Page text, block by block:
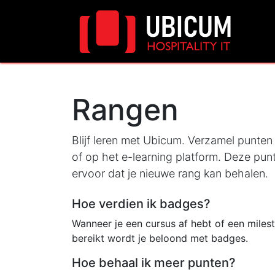
Rangen
Blijf leren met Ubicum. Verzamel
of op het e-learning platform. Deze
ervoor dat je nieuwe rang kan behalen.
Hoe verdien ik badges?
Wanneer je een cursus af hebt of een
bereikt wordt je beloond met badges.
Hoe behaal ik meer punten?